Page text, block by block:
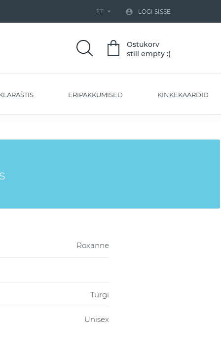
ET   LOGI SISSE
Ostukorv
still empty :(
ERIPAKKUMISED KINKEKAARDID
Roxanne
Türgi
Unisex